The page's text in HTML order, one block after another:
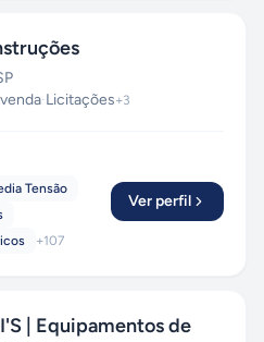
·Licitações+3
Tensão
+107
Ver perfil
| Equipamentos de